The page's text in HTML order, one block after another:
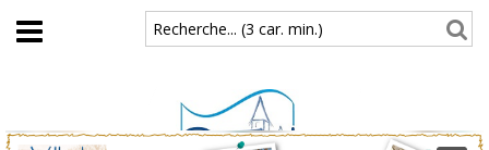
Aller au contenu principal
Recherche... (3 car. min.)